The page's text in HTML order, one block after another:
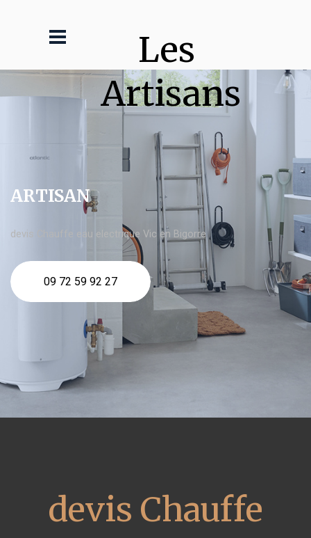
Les
Artisans
ARTISAN
devis Chauffe eau electrique Vic en Bigorre
09 72 59 92 27
devis Chauffe